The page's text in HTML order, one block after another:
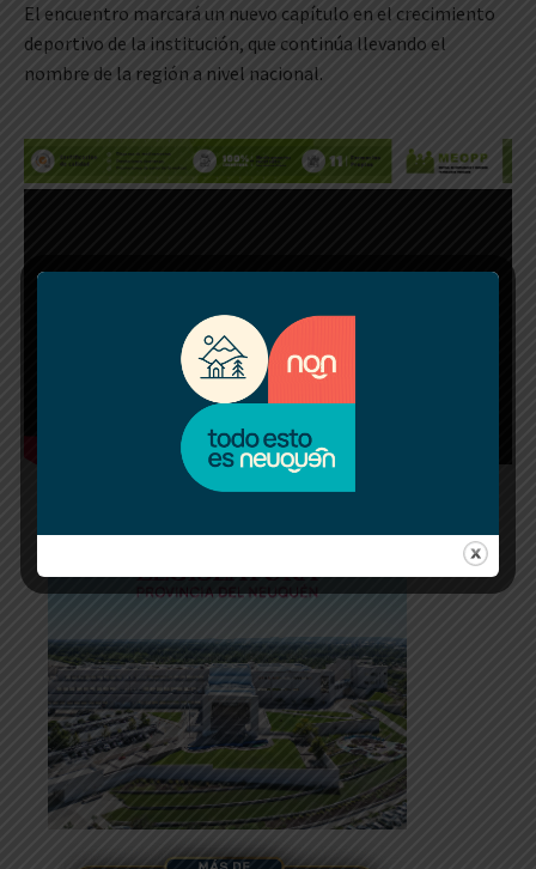
El encuentro marcará un nuevo capítulo en el crecimiento
deportivo de la institución, que continúa llevando el
nombre de la región a nivel nacional.